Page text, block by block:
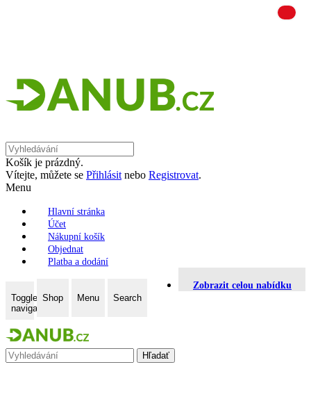
Košík je prázdný.
Vítejte, můžete se Přihlásit nebo Registrovat.
Menu
Hlavní stránka
Účet
Nákupní košík
Objednat
Platba a dodání
Zobrazit celou nabídku
Toggle
navigation
Shop Menu Search
Hľadať